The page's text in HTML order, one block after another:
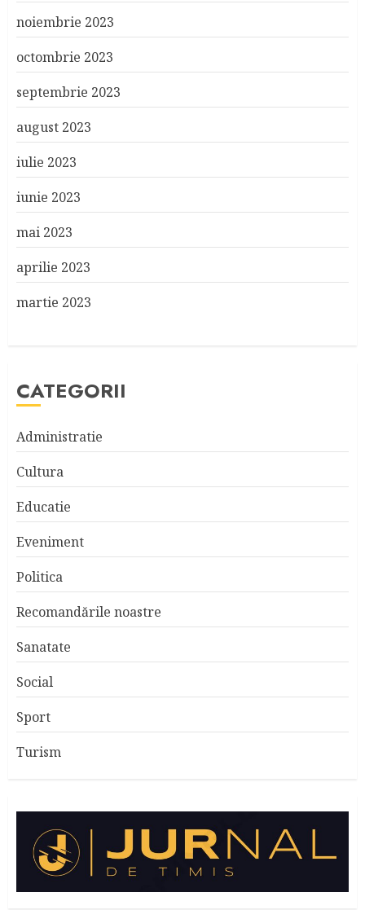
noiembrie 2023
octombrie 2023
septembrie 2023
august 2023
iulie 2023
iunie 2023
mai 2023
aprilie 2023
martie 2023
CATEGORII
Administratie
Cultura
Educatie
Eveniment
Politica
Recomandările noastre
Sanatate
Social
Sport
Turism